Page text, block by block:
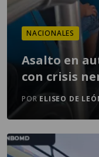
NACIONALES
Asalto en
con crisis
POR ELISEO DE